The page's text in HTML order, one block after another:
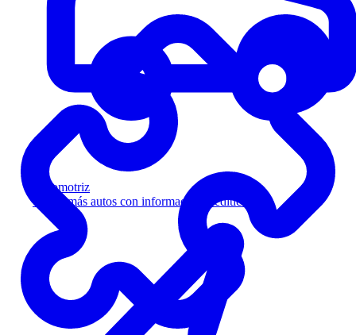
Automotriz
Venda más autos con información crediticia